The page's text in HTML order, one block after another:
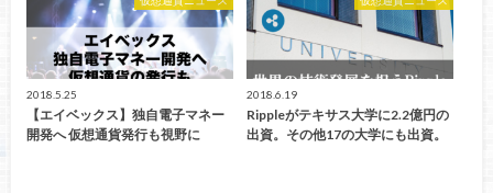
2018.5.25
【エイベックス】独自電子マネー
開発へ 仮想通貨発行も視野に
2018.6.19
Rippleがテキサス大学に2.2億円の
出資。その他17の大学にも出資。